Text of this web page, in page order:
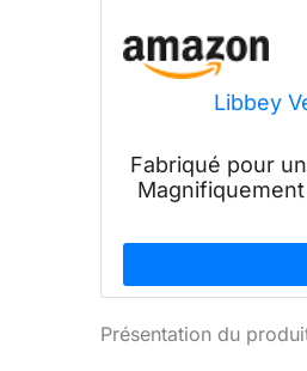
Libbey
Fabriqué pour
Présentation du